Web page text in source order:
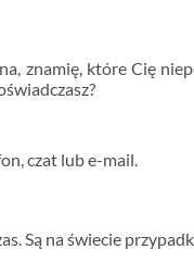
znamię, które Cię
czat lub e-mail.
Są na świecie